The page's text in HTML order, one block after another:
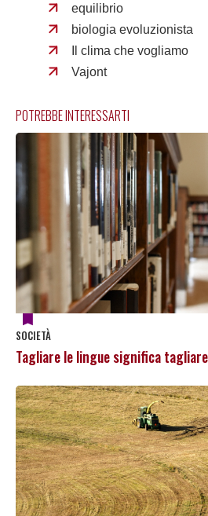
equilibrio
biologia evoluzionista
Il clima che vogliamo
Vajont
POTREBBE INTERESSARTI
SOCIETÀ
Tagliare le lingue significa